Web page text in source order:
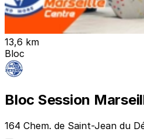
13,6 km
Bloc
Bloc Session
164 Chem. de Saint-Jean du